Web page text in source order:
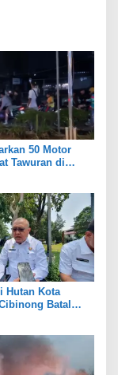
50 Motor
Tawuran di
Hutan Kota
Batal